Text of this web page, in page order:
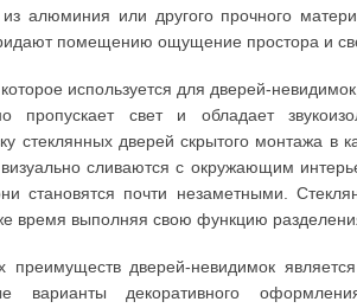
алюминия или другого прочного
помещению ощущение простора и
используется для дверей-
пропускает свет и обладает
стеклянных дверей скрытого монтажа в
сливаются с окружающим
становятся почти незаметными.
время выполняя свою функцию
дверей-невидимок
варианты декоративного